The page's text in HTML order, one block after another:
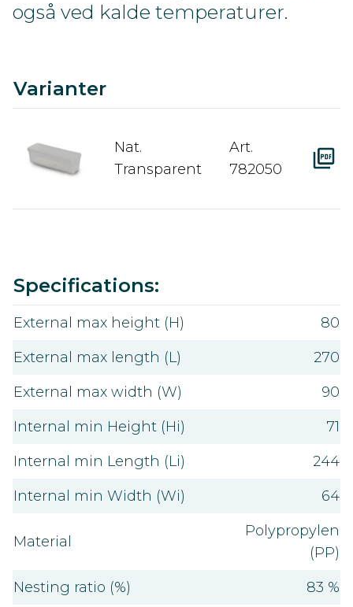
også ved kalde temperaturer.
Varianter
Nat.
Transparent
Art.
782050
Specifications:
External max height (H)
80
External max length (L)
270
External max width (W)
90
Internal min Height (Hi)
71
Internal min Length (Li)
244
Internal min Width (Wi)
64
Material
Polypropylen
(PP)
Nesting ratio (%)
83 %